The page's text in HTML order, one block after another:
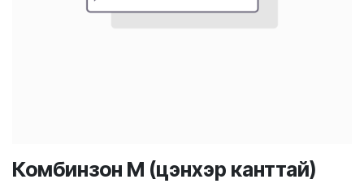
Комбинзон М (цэнхэр канттай)